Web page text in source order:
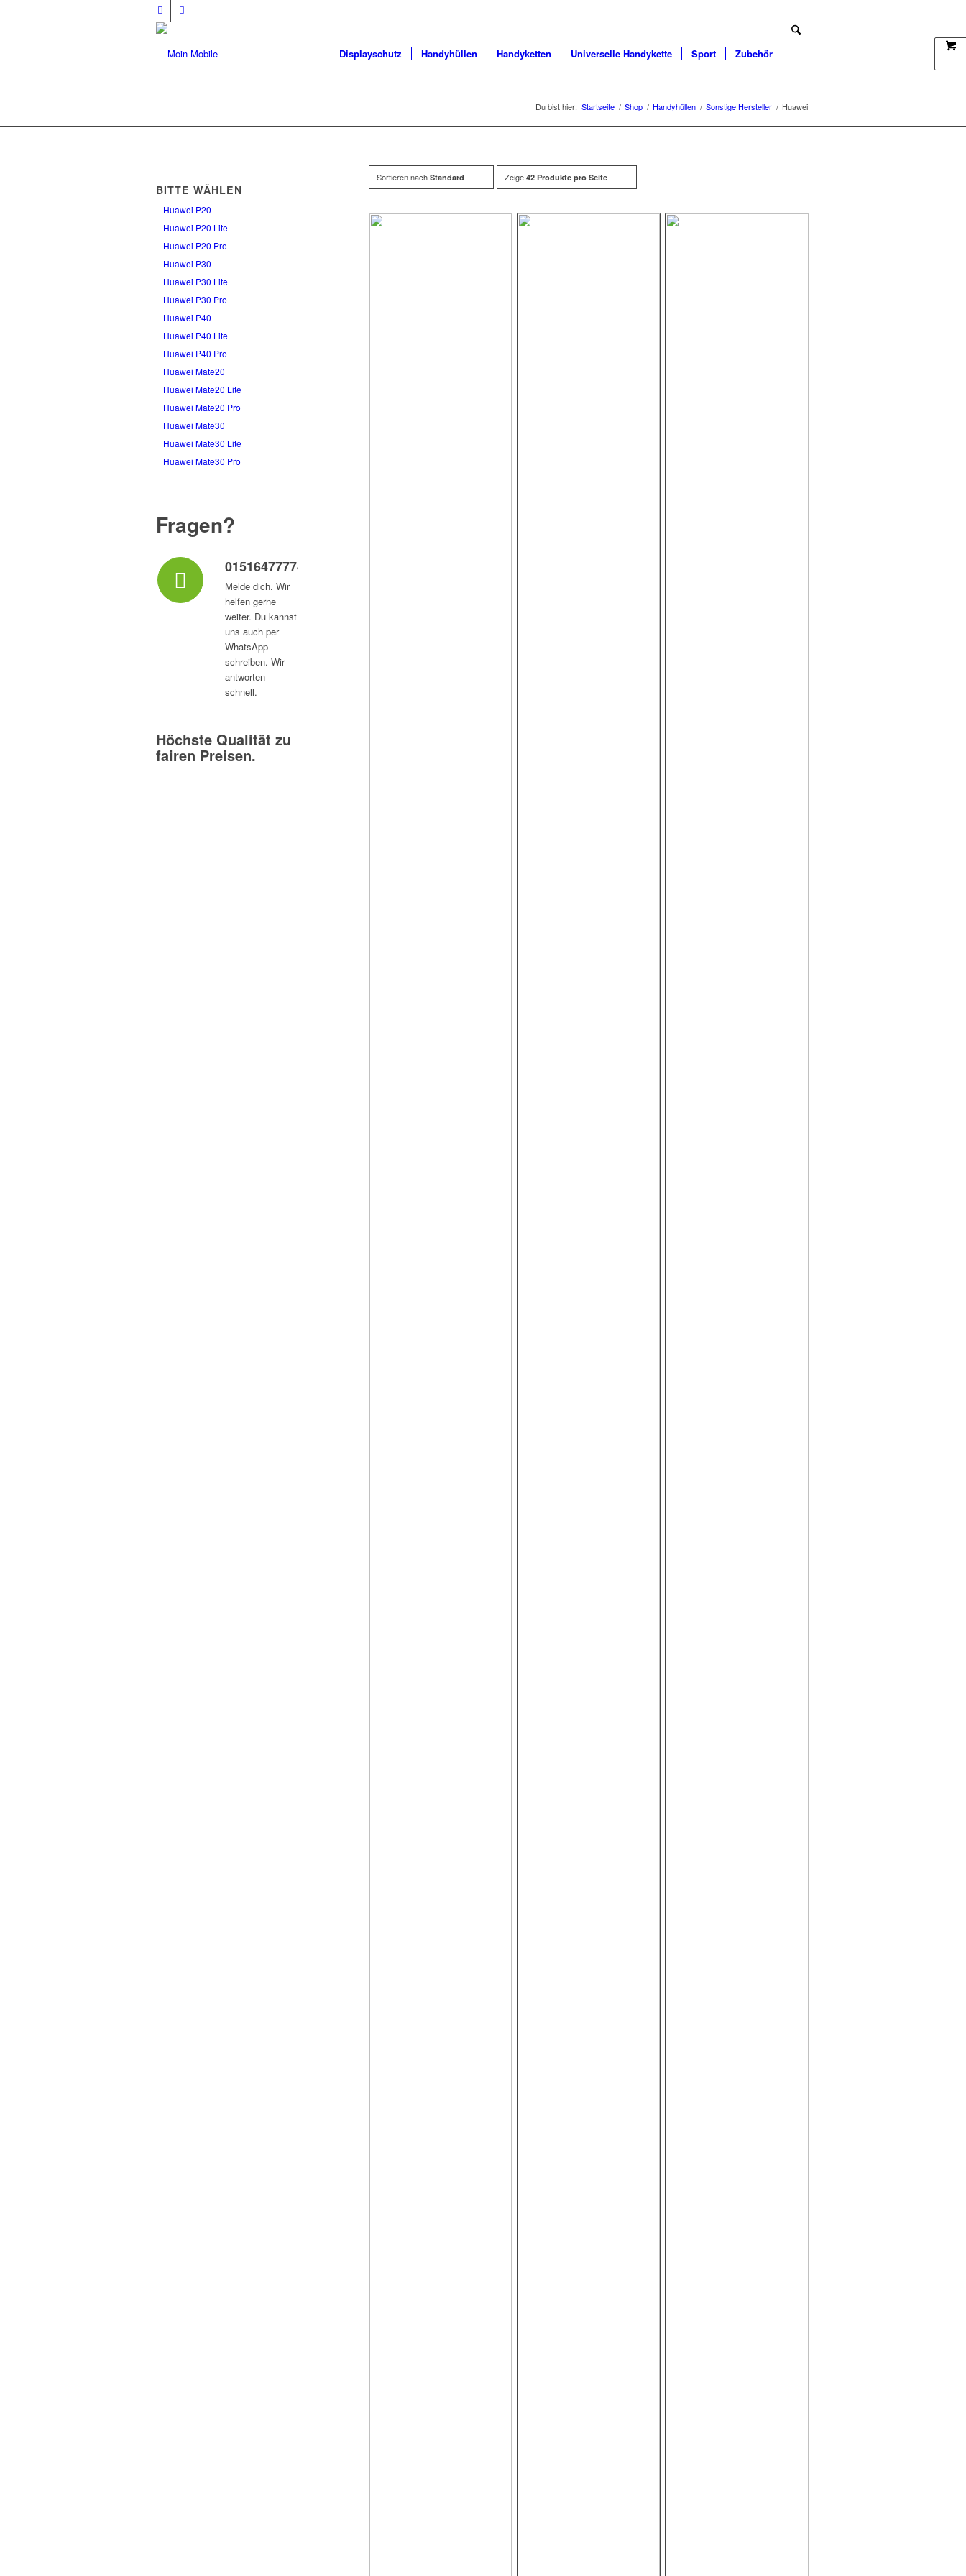
Displayschutz Handyhüllen Handyketten Universelle Handykette Sport Zubehör
Du bist hier: Startseite / Shop / Handyhüllen / Sonstige Hersteller / Huawei
Sortieren nach Standard Zeige 42 Produkte pro Seite
BITTE WÄHLEN
Huawei P20
Huawei P20 Lite
Huawei P20 Pro
Huawei P30
Huawei P30 Lite
Huawei P30 Pro
Huawei P40
Huawei P40 Lite
Huawei P40 Pro
Huawei Mate20
Huawei Mate20 Lite
Huawei Mate20 Pro
Huawei Mate30
Huawei Mate30 Lite
Huawei Mate30 Pro
Fragen?
015164777747
Melde dich. Wir
helfen gerne
weiter. Du kannst
uns auch per
WhatsApp
schreiben. Wir
antworten
schnell.
Höchste Qualität zu
fairen Preisen.